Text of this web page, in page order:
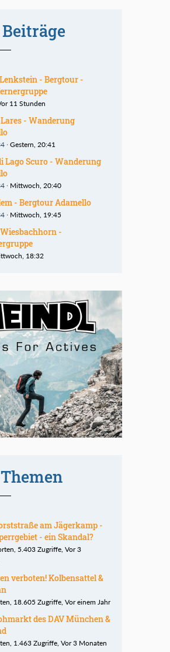
- Bergtour -
11 Stunden
- Wanderung
Gestern, 20:41
Lago Scuro - Wanderung
Mittwoch, 20:40
- Bergtour Adamello
Mittwoch, 19:45
-
18:32
am Jägerkamp -
- ein Skandal?
5.403 Zugriffe, Vor 3
verboten! Kolbensattel &
18.605 Zugriffe, Vor einem Jahr
des DAV München &
1.463 Zugriffe, Vor 3 Monaten